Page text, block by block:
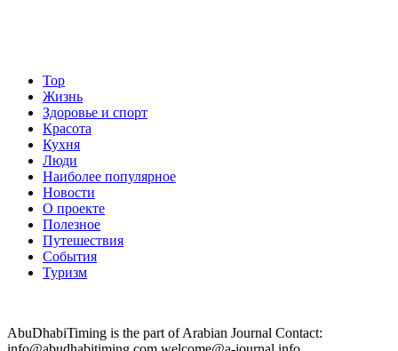
Top
Жизнь
Здоровье и спорт
Красота
Кухня
Люди
Наиболее популярное
Новости
О проекте
Полезное
Путешествия
События
Туризм
AbuDhabiTiming is the part of Arabian Journal Contact: